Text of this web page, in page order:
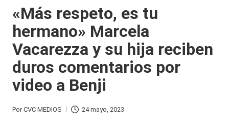
p
u
c
h
a
s
y
noticias
de
la
farándula,
Realitys,
Tierra
«Más respeto, es tu
hermano» Marcela
Vacarezza y su hija reciben
duros comentarios por
video a Benji
Publicado
PorCVC MEDIOS 24 mayo, 2023